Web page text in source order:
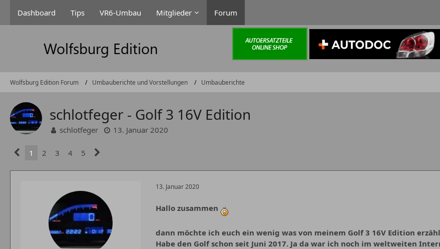
Dashboard Tips VR6-Umbau Mitglieder Forum
Wolfsburg Edition Forum Umbauberichte und Vorstellungen Umbauberichte
schlotfeger - Golf 3 16V Edition
schlotfeger 13. Januar 2020
1 2 3 4 5
13. Januar 2020
Hallo zusammen
dann möchte ich euch ein wenig was von meinem Golf 3 16V Edition
Habe den Golf schon seit Juni 2017. Ja da war ich noch im weltweiten